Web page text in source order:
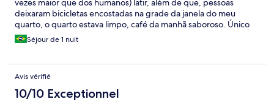
vezes maior que dos humanos) latir, além de que, pessoas
deixaram bicicletas encostadas na grade da janela do meu
quarto, o quarto estava limpo, café da manhã saboroso. Único
problema é que fiz a reserva por um site e lá não constava valor
para pet. Na viagem soube pelo whatsapp que o custo de diária
a diária do hotel e nem tinha berço e lanche para minha
cachorrinha.
Séjour de 1 nuit
Avis vérifié
10/10 Exceptionnel